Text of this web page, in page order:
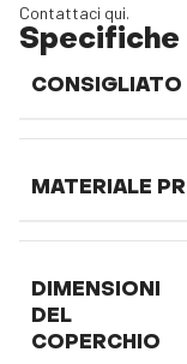
Contattaci qui.
Specifiche
CONSIGLIATO
MATERIALE
DIMENSIONI
DEL
COPERCHIO